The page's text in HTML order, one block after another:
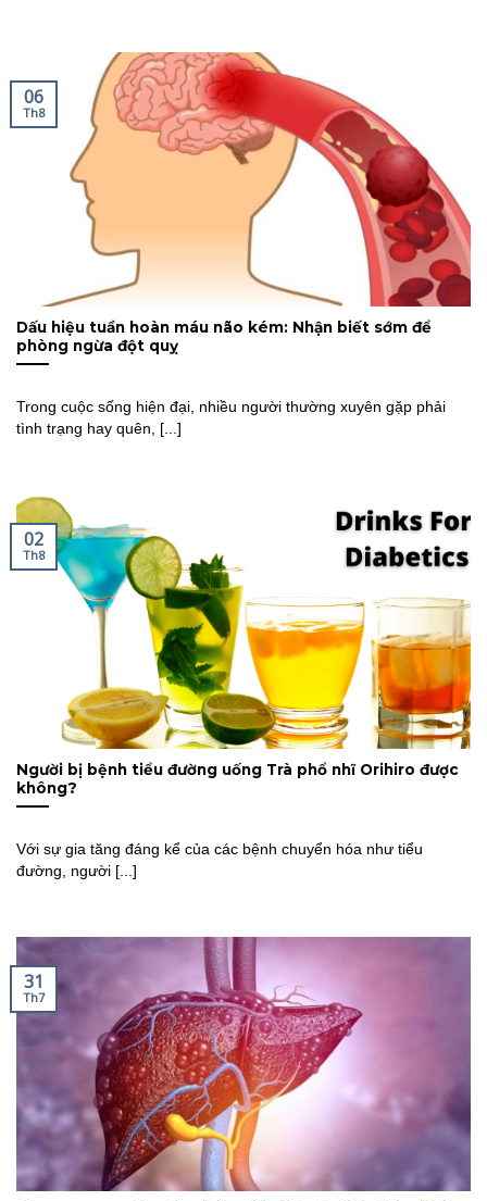
Dấu hiệu tuần hoàn máu não kém: Nhận biết sớm để
phòng ngừa đột quỵ
Trong cuộc sống hiện đại, nhiều người thường xuyên gặp phải
tình trạng hay quên, [...]
06
Th8
Người bị bệnh tiểu đường uống Trà phổ nhĩ Orihiro được
không?
Với sự gia tăng đáng kể của các bệnh chuyển hóa như tiểu
đường, người [...]
02
Th8
31
Th7